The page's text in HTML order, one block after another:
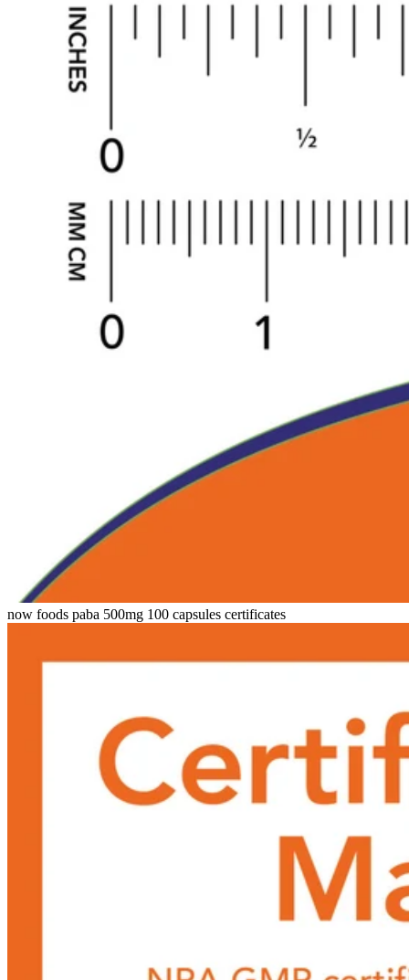
now foods paba 500mg 100 capsules certificates